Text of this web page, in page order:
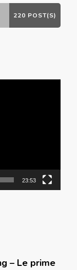
220 POST(S)
23:53
– Le prime